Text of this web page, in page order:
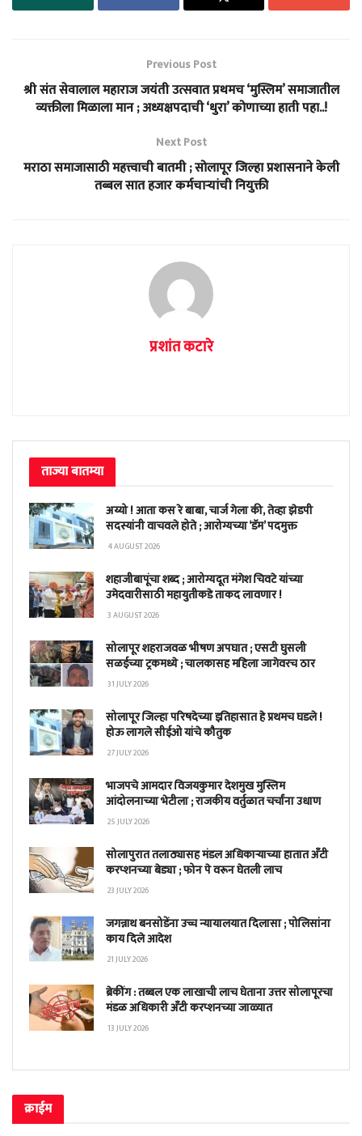
Previous Post
श्री संत सेवालाल महाराज जयंती उत्सवात प्रथमच ‘मुस्लिम’ समाजातील
व्यक्तीला मिळाला मान ; अध्यक्षपदाची ‘धुरा’ कोणाच्या हाती पहा..!
Next Post
मराठा समाजासाठी महत्त्वाची बातमी ; सोलापूर जिल्हा प्रशासनाने केली
तब्बल सात हजार कर्मचाऱ्यांची नियुक्ती
प्रशांत कटारे
ताज्या बातम्या
अय्यो ! आता कस रे बाबा, चार्ज गेला की, तेव्हा झेडपी
सदस्यांनी वाचवले होते ; आरोग्यच्या ‘डॅम’ पदमुक्त
4 AUGUST 2026
शहाजीबापूंचा शब्द ; आरोग्यदूत मंगेश चिवटे यांच्या
उमेदवारीसाठी महायुतीकडे ताकद लावणार !
3 AUGUST 2026
सोलापूर शहराजवळ भीषण अपघात ; एसटी घुसली
सळईच्या ट्रकमध्ये ; चालकासह महिला जागेवरच ठार
31 JULY 2026
सोलापूर जिल्हा परिषदेच्या इतिहासात हे प्रथमच घडले !
होऊ लागले सीईओ यांचे कौतुक
27 JULY 2026
भाजपचे आमदार विजयकुमार देशमुख मुस्लिम
आंदोलनाच्या भेटीला ; राजकीय वर्तुळात चर्चांना उधाण
25 JULY 2026
सोलापुरात तलाठ्यासह मंडल अधिकाऱ्याच्या हातात अँटी
करप्शनच्या बेड्या ; फोन पे वरून घेतली लाच
23 JULY 2026
जगन्नाथ बनसोडेंना उच्च न्यायालयात दिलासा ; पोलिसांना
काय दिले आदेश
21 JULY 2026
ब्रेकींग : तब्बल एक लाखाची लाच घेताना उत्तर सोलापूरचा
मंडळ अधिकारी अँटी करप्शनच्या जाळ्यात
13 JULY 2026
क्राईम